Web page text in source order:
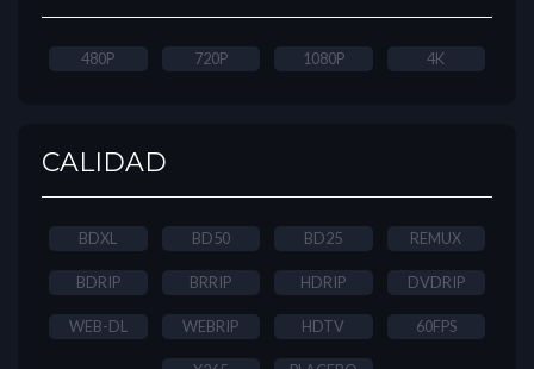
480P 720P 1080P 4K
CALIDAD
BDXL BD50 BD25 REMUX
BDRIP BRRIP HDRIP DVDRIP
WEB-DL WEBRIP HDTV 60FPS